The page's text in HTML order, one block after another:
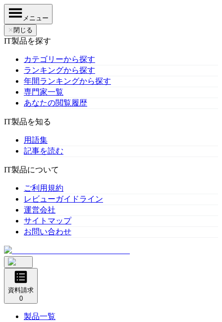
メニュー
✕ 閉じる
IT製品を探す
カテゴリーから探す
ランキングから探す
年間ランキングから探す
専門家一覧
あなたの閲覧履歴
IT製品を知る
用語集
記事を読む
IT製品について
ご利用規約
レビューガイドライン
運営会社
サイトマップ
お問い合わせ
資料請求
0
製品一覧